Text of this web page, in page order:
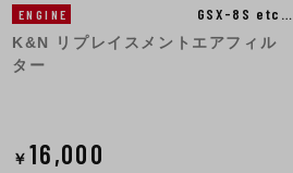
ENGINE GSX-8S etc…
K&N リプレイスメントエアフィル
ター
￥ 16,000